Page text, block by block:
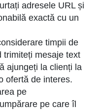
adresele URL și
exactă cu un
timpii de
trimiteți mesaje text
ajungeți la clienți la
ofertă de interes.
pe
pe care îl